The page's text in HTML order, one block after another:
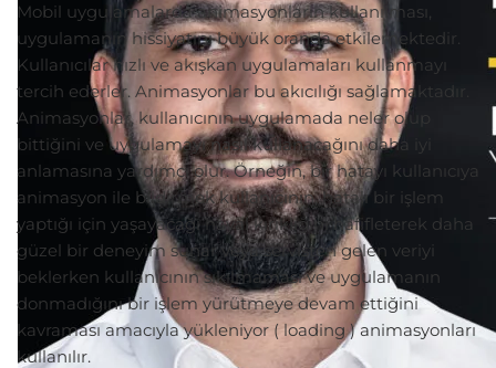
Mobil uygulamalarda animasyonların kullanılması,
uygulamanın hissiyatını büyük oranda etkilemektedir.
Kullanıcılar hızlı ve akışkan uygulamaları kullanmayı
tercih ederler. Animasyonlar bu akıcılığı sağlamaktadır.
Animasyonlar, kullanıcının uygulamada neler olup
bittiğini ve uygulamayı nasıl kullanacağını daha iyi
anlamasına yardımcı olur. Örneğin, bir hatayı kullanıcıya
animasyon ile bildirmek kullanıcının, hatalı bir işlem
yaptığı için yaşayacağı hayal kırıklığını hafifleterek daha
güzel bir deneyim sunar veya servisten gelen veriyi
beklerken kullanıcının sıkılmaması ve uygulamanın
donmadığını bir işlem yürütmeye devam ettiğini
kavraması amacıyla yükleniyor ( loading ) animasyonları
kullanılır.